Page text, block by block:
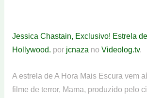
Jessica Chastain, Exclusivo! Estrela
Hollywood. por jcnaza no Videolog.tv.
A estrela de A Hora Mais Escura vem
filme de terror, Mama, produzido pelo